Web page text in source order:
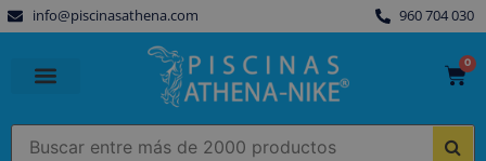
info@piscinasathena.com 960 704 030
0